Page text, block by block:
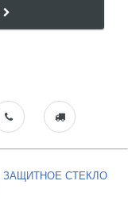
ЗАЩИТНОЕ СТЕКЛО